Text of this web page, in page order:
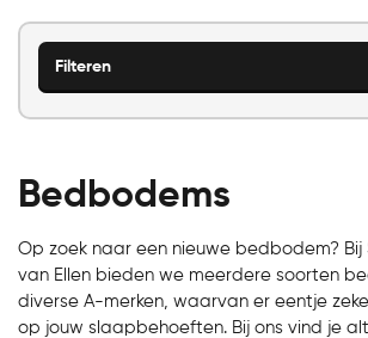
Bedbodems
Op zoek naar een nieuwe bedbodem?
van Ellen bieden we meerdere soorten
diverse A-merken, waarvan er eentje
op jouw slaapbehoeften. Bij ons vind je